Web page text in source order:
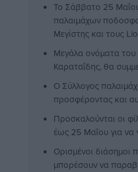
Το Σάββατο 25
παλαιμάχων
Μεγίστης και τους
Μεγάλα ονόματα
Καραταΐδης, θα
Ο Σύλλογος
προσφέροντας και
Προσκαλούνται οι
έως 25 Μαΐου για να
Ορισμένοι
μπορέσουν να